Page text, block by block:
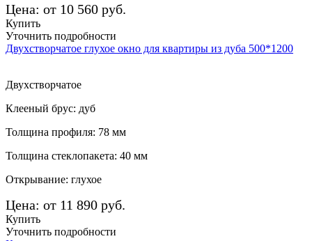
Цена: от 10 560 руб.
Купить
Уточнить подробности
Двухстворчатое глухое окно для квартиры из дуба 500*1200
Двухстворчатое
Клееный брус: дуб
Толщина профиля: 78 мм
Толщина стеклопакета: 40 мм
Открывание: глухое
Цена: от 11 890 руб.
Купить
Уточнить подробности